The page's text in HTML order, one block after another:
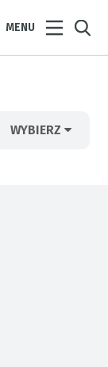
MENU
WYBIERZ